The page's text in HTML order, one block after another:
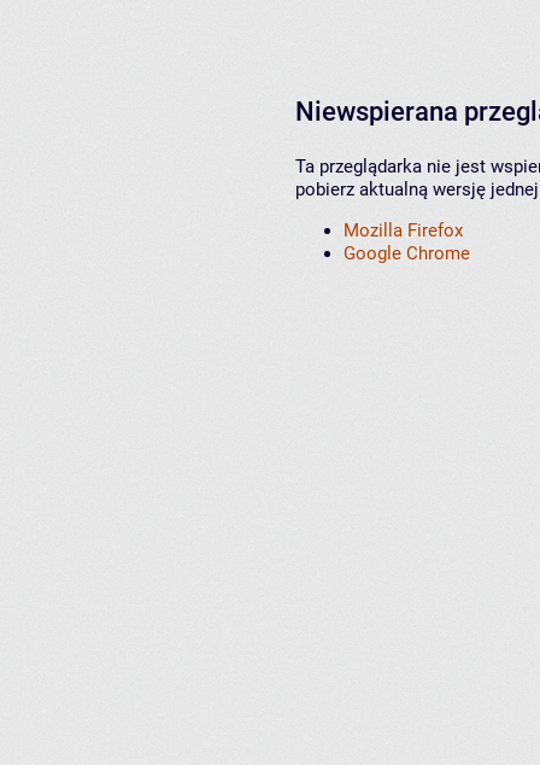
Niewspierana
Ta przeglądarka nie jest
pobierz aktualną wersję
Mozilla Firefox
Google Chrome